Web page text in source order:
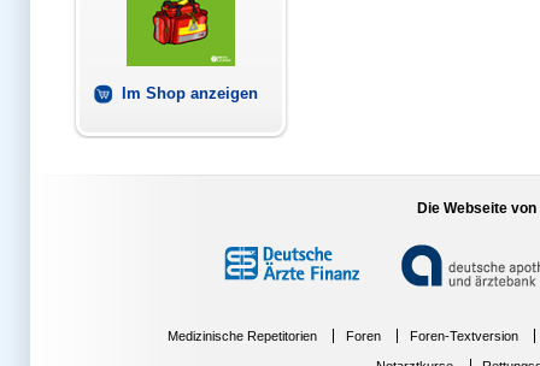
Im Shop anzeigen
Die Webseite
Medizinische Repetitorien Foren Foren-Textversion